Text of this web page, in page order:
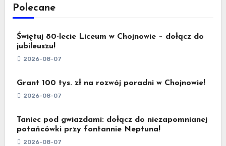
Polecane
Świętuj 80-lecie Liceum w Chojnowie – dołącz do
jubileuszu!
2026-08-07
Grant 100 tys. zł na rozwój poradni w Chojnowie!
2026-08-07
Taniec pod gwiazdami: dołącz do niezapomnianej
potańcówki przy fontannie Neptuna!
2026-08-07